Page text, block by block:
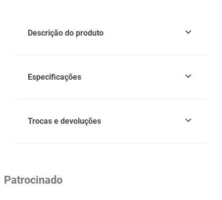
Descrição do produto
Especificações
Trocas e devoluções
Patrocinado